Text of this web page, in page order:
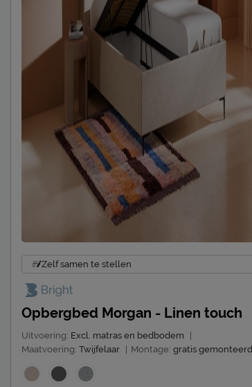
Zelf samen te stellen
Opbergbed Morgan - Linen touch
Uitvoering: Excl. matras en bedbodem
Maatvoering: Twijfelaar Montage: gratis gemonteerd